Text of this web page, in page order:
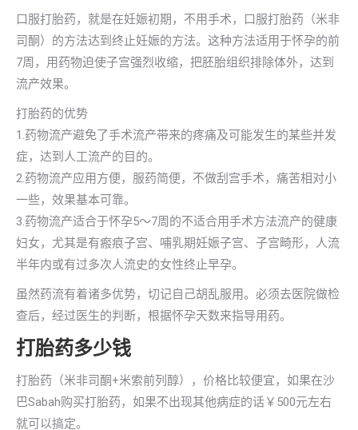
口服打胎药，就是在妊娠初期，不用手术，口服打胎药（米非
司酮）的方法达到终止妊娠的方法。这种方法适用于怀孕的前
7周，用药物迫使子宫强烈收缩，把胚胎组织排除体外，达到
流产效果。
打胎药的优势
1.药物流产避免了手术流产带来的疼痛及可能发生的某些并发
症，达到人工流产的目的。
2.药物流产应用方便，服药简便，不做刮宫手术，痛苦相对小
一些，效果基本可靠。
3.药物流产适合于怀孕5～7周的不适合用手术方法流产的健康
妇女，尤其是有瘢痕子宫、哺乳期妊娠子宫、子宫畸形，人流
半年内或有过多次人流史的女性终止早孕。
虽然药流有着诸多优势，切记自己胡乱服用。必须去医院做检
查后，经过医生的判断，根据怀孕天数来指导用药。
打胎药多少钱
打胎药（米非司酮+米索前列醇），价格比较便宜，如果在沙
巴Sabah购买打胎药，如果不出现其他病症的话￥500元左右
就可以搞定。